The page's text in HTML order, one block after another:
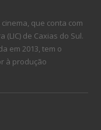
que conta com
de Caxias do Sul.
em 2013, tem o
à produção